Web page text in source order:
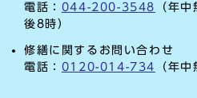
電話： 044-200-3548
（年
後8時）
修繕に関するお問い合わせ
電話： 0120-014-734 （年